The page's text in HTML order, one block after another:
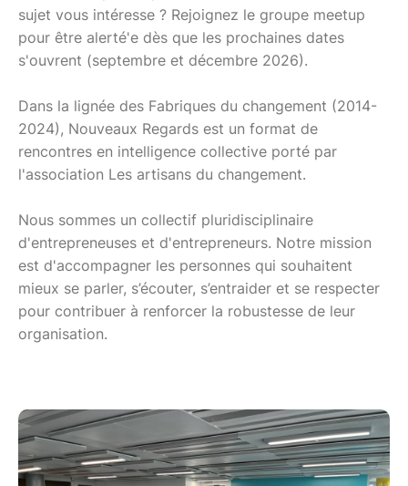
sujet vous intéresse ? Rejoignez le groupe meetup
pour être alerté'e dès que les prochaines dates
s'ouvrent (septembre et décembre 2026).
Dans la lignée des Fabriques du changement (2014-
2024), Nouveaux Regards est un format de
rencontres en intelligence collective porté par
l'association Les artisans du changement.
Nous sommes un collectif pluridisciplinaire
d'entrepreneuses et d'entrepreneurs. Notre mission
est d'accompagner les personnes qui souhaitent
mieux se parler, s’écouter, s’entraider et se respecter
pour contribuer à renforcer la robustesse de leur
organisation.